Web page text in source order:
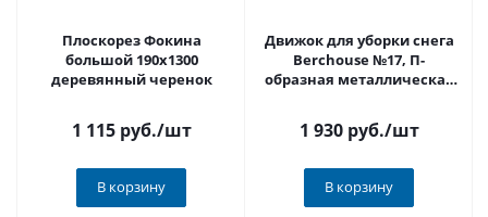
Плоскорез Фокина
большой 190х1300
деревянный черенок
1 115 руб./шт
В корзину
Движок для уборки снега
Berchouse №17, П-
образная металлическая
1 930 руб./шт
В корзину